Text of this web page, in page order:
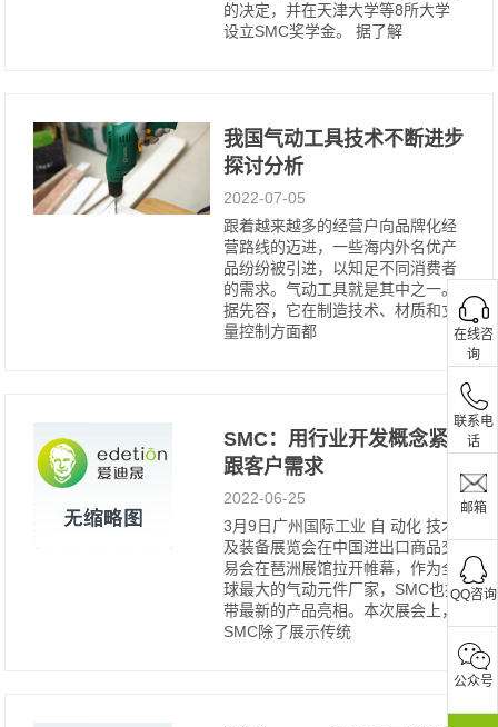
的决定，并在天津大学等8所大学
设立SMC奖学金。 据了解
我国气动工具技术不断进步
探讨分析
2022-07-05
跟着越来越多的经营户向品牌化经
营路线的迈进，一些海内外名优产
品纷纷被引进，以知足不同消费者
的需求。气动工具就是其中之一。
据先容，它在制造技术、材质和丈
量控制方面都
SMC：用行业开发概念紧
跟客户需求
2022-06-25
3月9日广州国际工业 自 动化 技术
及装备展览会在中国进出口商品交
易会在琶洲展馆拉开帷幕，作为全
球最大的气动元件厂家，SMC也携
带最新的产品亮相。本次展会上，
SMC除了展示传统
在线咨
询
联系电
话
邮箱
QQ咨询
公众号